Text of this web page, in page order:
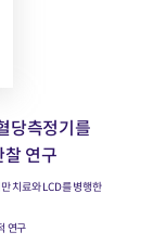
당측정기를
찰 연구
치료와 LCD를 병행한
연구